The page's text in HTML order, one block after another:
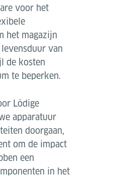
voor het
het magazijn
van
de kosten
te beperken.
Lödige
apparatuur
doorgaan,
om de impact
een
in het